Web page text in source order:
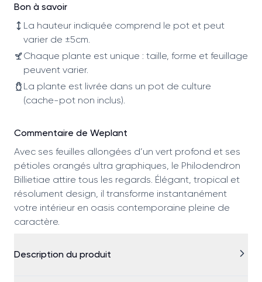
Bon à savoir
La hauteur indiquée comprend le pot et peut
varier de ±5cm.
Chaque plante est unique : taille, forme et feuillage
peuvent varier.
La plante est livrée dans un pot de culture
(cache-pot non inclus).
Commentaire de Weplant
Avec ses feuilles allongées d’un vert profond et ses
pétioles orangés ultra graphiques, le Philodendron
Billietiae attire tous les regards. Élégant, tropical et
résolument design, il transforme instantanément
votre intérieur en oasis contemporaine pleine de
caractère.
Description du produit